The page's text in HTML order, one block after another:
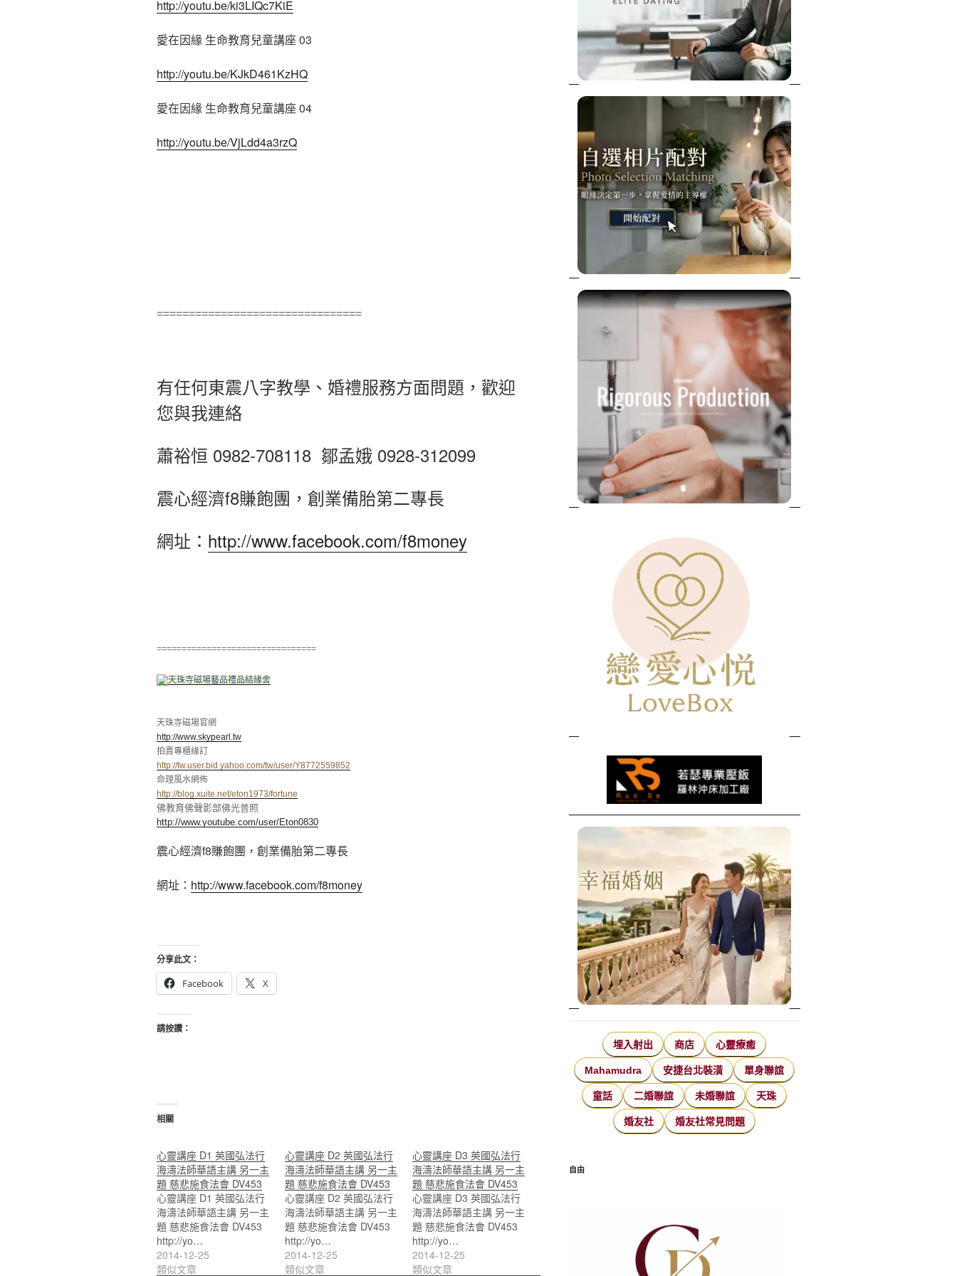
http://youtu.be/ki3LIQc7KiE
愛在因緣 生命教育兒童講座 03
http://youtu.be/KJkD461KzHQ
愛在因緣 生命教育兒童講座 04
http://youtu.be/VjLdd4a3rzQ
================================
有任何東震八字教學、婚禮服務方面問題，歡迎
您與我連絡
蕭裕恒 0982-708118 鄒孟娥 0928-312099
震心經濟f8賺飽團，創業備胎第二專長
網址： http://www.facebook.com/f8money
================================
天珠寺磁場官網
http://www.skypearl.tw
拍賣專櫃緣訂
http://tw.user.bid.yahoo.com/tw/user/Y8772559852
命理風水網佈
http://blog.xuite.net/eton1973/fortune
佛教育佛聲影部佛光普照
http://www.youtube.com/user/Eton0830
震心經濟f8賺飽團，創業備胎第二專長
網址： http://www.facebook.com/f8money
分享此文：
Facebook
X
請按讚：
相關
心靈講座 D1 英國弘法行
海濤法師華語主講 另一主
題 慈悲施食法會 DV453
心靈講座 D1 英國弘法行
海濤法師華語主講 另一主
題 慈悲施食法會 DV453
http://yo…
2014-12-25
類似文章
心靈講座 D2 英國弘法行
海濤法師華語主講 另一主
題 慈悲施食法會 DV453
心靈講座 D2 英國弘法行
海濤法師華語主講 另一主
題 慈悲施食法會 DV453
http://yo…
2014-12-25
類似文章
心靈講座 D3 英國弘法行
海濤法師華語主講 另一主
題 慈悲施食法會 DV453
心靈講座 D3 英國弘法行
海濤法師華語主講 另一主
題 慈悲施食法會 DV453
http://yo…
2014-12-25
類似文章
埋入射出 商店 心靈療癒
Mahamudra 安捷台北裝潢 單身聯誼
童話 二婚聯誼 未婚聯誼 天珠
婚友社 婚友社常見問題
自由